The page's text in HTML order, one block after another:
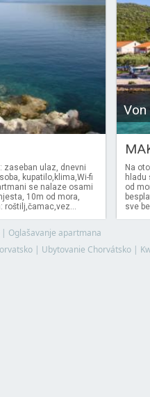
zaseban ulaz, dnevni
kupatilo,klima,Wi-fi
se nalaze osami
10m od mora,
Von
Na
hladu
od
sve
Oglašavanje apartmana
| Ubytovanie Chorvátsko|